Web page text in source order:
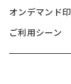
オンデマンド
ご利用シーン